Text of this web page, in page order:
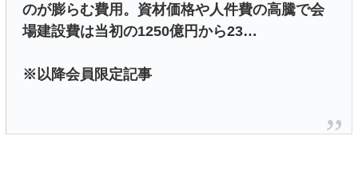
のが膨らむ費用。資材価格や人件費の高騰で会
場建設費は当初の1250億円から23…
※以降会員限定記事